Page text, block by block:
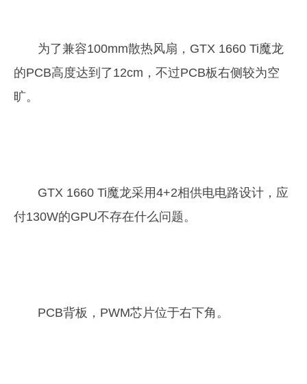
为了兼容100mm散热风扇，GTX 1660 Ti魔龙
的PCB高度达到了12cm，不过PCB板右侧较为空
旷。
GTX 1660 Ti魔龙采用4+2相供电电路设计，应
付130W的GPU不存在什么问题。
PCB背板，PWM芯片位于右下角。